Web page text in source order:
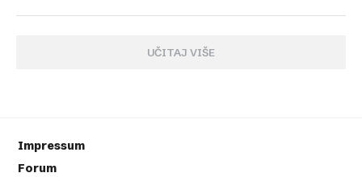
UČITAJ VIŠE
Impressum
Forum